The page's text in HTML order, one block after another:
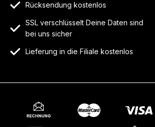
Rücksendung kostenlos
SSL verschlüsselt Deine Daten sind
bei uns sicher
Lieferung in die Filiale kostenlos